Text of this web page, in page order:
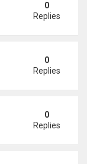
Hằng0
Replies
0
Replies
người khác"
0
Replies